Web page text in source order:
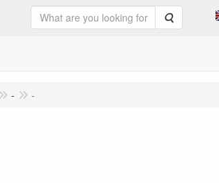
Search
- -